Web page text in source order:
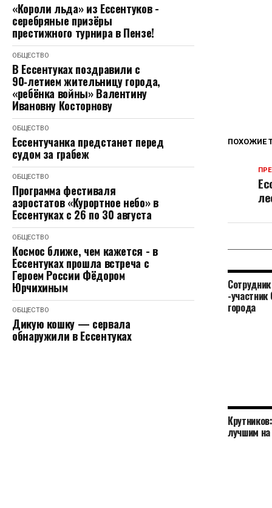
«Короли льда» из Ессентуков -
серебряные призёры
престижного турнира в Пензе!
ОБЩЕСТВО
В Ессентуках поздравили с
90‑летием жительницу города,
«ребёнка войны» Валентину
Ивановну Косторнову
ОБЩЕСТВО
Ессентучанка предстанет перед
судом за грабеж
ОБЩЕСТВО
Программа фестиваля
аэростатов «Курортное небо» в
Ессентуках с 26 по 30 августа
ОБЩЕСТВО
Космос ближе, чем кажется - в
Ессентуках прошла встреча с
Героем России Фёдором
Юрчихиным
ОБЩЕСТВО
Дикую кошку — сервала
обнаружили в Ессентуках
ПОХОЖИЕ
-участник
города
лучшим